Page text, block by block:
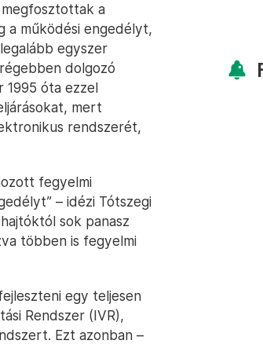
a
a működési engedélyt,
egyszer
dolgozó
1995 óta ezzel
mert
rendszerét,
fegyelmi
– idézi Tótszegi
sok panasz
többen is fegyelmi
egy teljesen
Rendszer (IVR),
Ezt azonban –